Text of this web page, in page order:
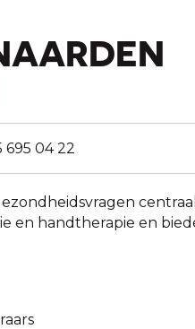
695 04 22
en handtherapie en